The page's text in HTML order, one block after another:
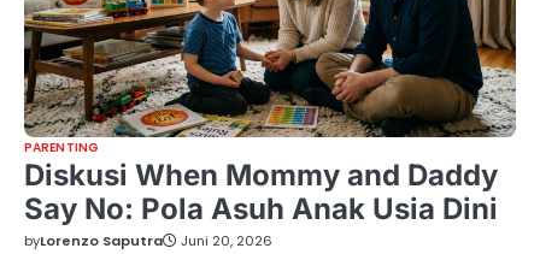
PARENTING
Diskusi When Mommy and Daddy
Say No: Pola Asuh Anak Usia Dini
byLorenzo Saputra Juni 20, 2026